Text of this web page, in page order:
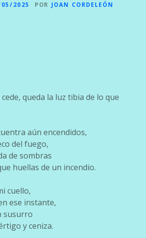
2025 POR JOAN CORDELEÓN
queda la luz tibia de lo que
aún encendidos,
del fuego,
de sombras
huellas de un incendio.
cuello,
ese instante,
susurro
y ceniza.